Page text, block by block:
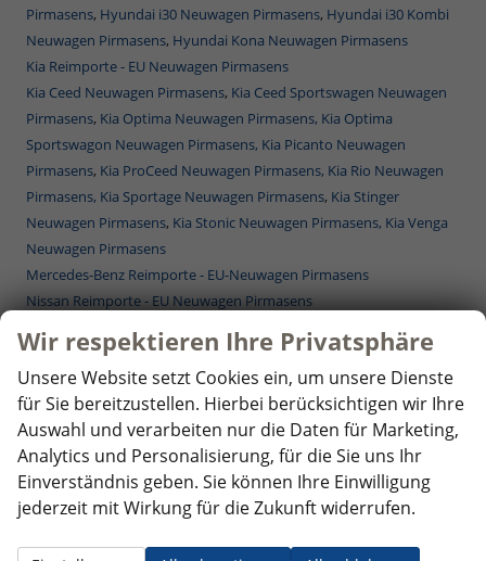
Pirmasens, Hyundai i30 Neuwagen Pirmasens, Hyundai i30 Kombi
Neuwagen Pirmasens, Hyundai Kona Neuwagen Pirmasens
Kia Reimporte - EU Neuwagen Pirmasens
Kia Ceed Neuwagen Pirmasens, Kia Ceed Sportswagen Neuwagen
Pirmasens, Kia Optima Neuwagen Pirmasens, Kia Optima
Sportswagon Neuwagen Pirmasens, Kia Picanto Neuwagen
Pirmasens, Kia ProCeed Neuwagen Pirmasens, Kia Rio Neuwagen
Pirmasens, Kia Sportage Neuwagen Pirmasens, Kia Stinger
Neuwagen Pirmasens, Kia Stonic Neuwagen Pirmasens, Kia Venga
Neuwagen Pirmasens
Mercedes-Benz Reimporte - EU-Neuwagen Pirmasens
Nissan Reimporte - EU Neuwagen Pirmasens
Peugeot Reimporte - EU Neuwagen Pirmasens
Renault Reimporte - EU Neuwagen Pirmasens
Seat Reimporte - EU Neuwagen Pirmasens
Seat Alhambra Neuwagen Pirmasens,Seat Arona Combi Neuwagen
Pirmasens , Seat Ateca Neuwagen Pirmasens,Seat Ibiza Neuwagen
Pirmasens,Seat Leon Neuwagen Pirmasens,Seat Leon
Sportstourer ST Neuwagen Pirmasens,Seat Tarraco Neuwagen
Wir respektieren Ihre Privatsphäre
Unsere Website setzt Cookies ein, um unsere Dienste
für Sie bereitzustellen. Hierbei berücksichtigen wir Ihre
Auswahl und verarbeiten nur die Daten für Marketing,
Analytics und Personalisierung, für die Sie uns Ihr
Einverständnis geben. Sie können Ihre Einwilligung
jederzeit mit Wirkung für die Zukunft widerrufen.